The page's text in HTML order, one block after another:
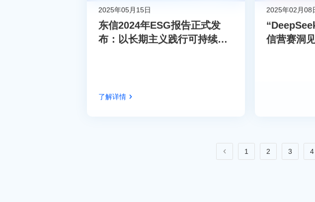
2025年05月15日
东信2024年ESG报告正式发
布：以长期主义践行可持续未
了解详情
2025年02月08
信营赛洞
1 2 3 4